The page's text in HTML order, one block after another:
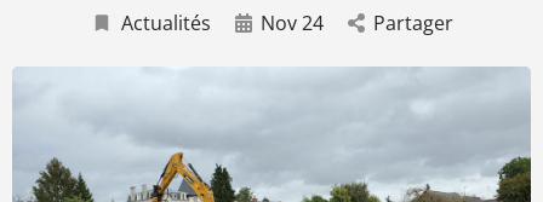
Actualités Nov 24 Partager